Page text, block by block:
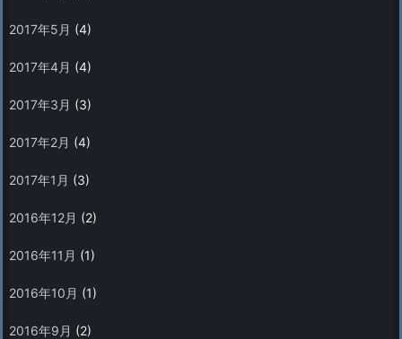
2017年5月 (4)
2017年4月 (4)
2017年3月 (3)
2017年2月 (4)
2017年1月 (3)
2016年12月 (2)
2016年11月 (1)
2016年10月 (1)
2016年9月 (2)